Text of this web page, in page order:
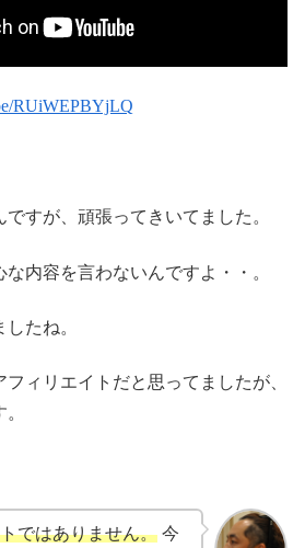
RUiWEPBYjLQ
すが、頑張ってきいてました。
内容を言わないんですよ・・。
たね。
ィリエイトだと思ってましたが、
ではありません。 今